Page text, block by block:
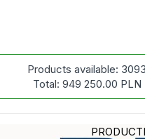
Products available:
Total: 949 250.00 PLN